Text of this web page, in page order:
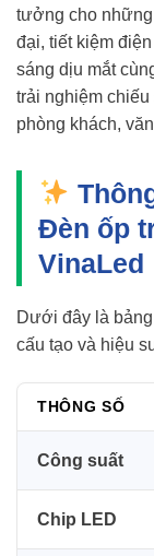
tưởng cho những
đại, tiết kiệm
sáng dịu mắt
trải nghiệm
phòng khách,
Đèn ốp
VinaLed
Dưới đây là
cấu tạo và hiệu
THÔNG SỐ
Công suất
Chip LED